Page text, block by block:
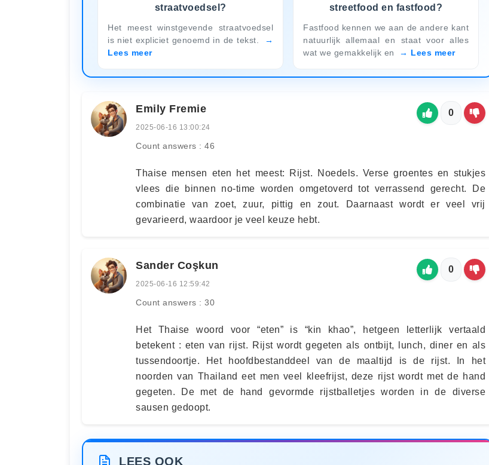
straatvoedsel?
Het meest winstgevende straatvoedsel
is niet expliciet genoemd in de tekst.
Lees meer
streetfood en fastfood?
Fastfood kennen we aan de andere kant
natuurlijk allemaal en staat voor alles
wat we gemakkelijk en
Lees meer
Emily Fremie
2025-06-16 13:00:24
Count answers : 46
0
Thaise mensen eten het meest: Rijst. Noedels. Verse groentes en stukjes
vlees die binnen no-time worden omgetoverd tot verrassend gerecht. De
combinatie van zoet, zuur, pittig en zout. Daarnaast wordt er veel vrij
gevarieerd, waardoor je veel keuze hebt.
Sander Coşkun
2025-06-16 12:59:42
Count answers : 30
0
Het Thaise woord voor “eten” is “kin khao”, hetgeen letterlijk vertaald
betekent : eten van rijst. Rijst wordt gegeten als ontbijt, lunch, diner en als
tussendoortje. Het hoofdbestanddeel van de maaltijd is de rijst. In het
noorden van Thailand eet men veel kleefrijst, deze rijst wordt met de hand
gegeten. De met de hand gevormde rijstballetjes worden in de diverse
sausen gedoopt.
LEES OOK